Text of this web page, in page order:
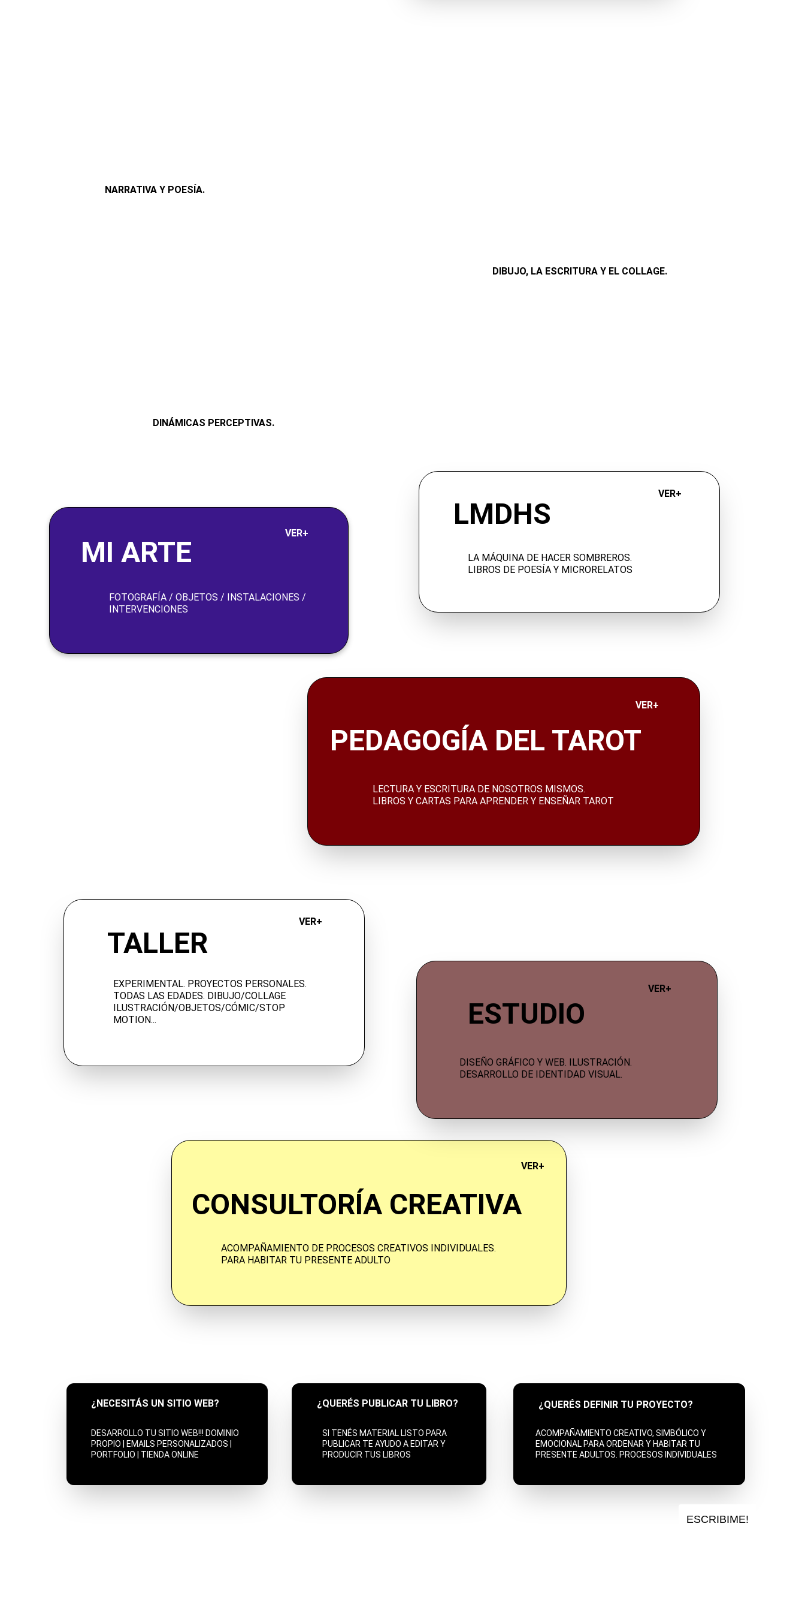
DIBUJO, LA ESCRITURA Y EL COLLAGE.
DINÁMICAS PERCEPTIVAS.
NARRATIVA Y POESÍA.
MI ARTE
FOTOGRAFÍA / OBJETOS / INSTALACIONES /
INTERVENCIONES
VER+
LMDHS
VER+
LA MÁQUINA DE HACER SOMBREROS.
LIBROS DE POESÍA Y MICRORELATOS
PEDAGOGÍA DEL TAROT
VER+
LECTURA Y ESCRITURA DE NOSOTROS MISMOS.
LIBROS Y CARTAS PARA APRENDER Y ENSEÑAR TAROT
TALLER
EXPERIMENTAL. PROYECTOS PERSONALES.
TODAS LAS EDADES. DIBUJO/COLLAGE
ILUSTRACIÓN/OBJETOS/CÓMIC/STOP
MOTION...
VER+
VER+
ESTUDIO
DISEÑO GRÁFICO Y WEB. ILUSTRACIÓN.
DESARROLLO DE IDENTIDAD VISUAL.
CONSULTORÍA CREATIVA
ACOMPAÑAMIENTO DE PROCESOS CREATIVOS INDIVIDUALES.
PARA HABITAR TU PRESENTE ADULTO
VER+
¿QUERÉS DEFINIR TU PROYECTO?
DESARROLLO TU SITIO WEB!!! DOMINIO
PROPIO | EMAILS PERSONALIZADOS |
PORTFOLIO | TIENDA ONLINE
¿NECESITÁS UN SITIO WEB?
SI TENÉS MATERIAL LISTO PARA
PUBLICAR TE AYUDO A EDITAR Y
PRODUCIR TUS LIBROS
¿QUERÉS PUBLICAR TU LIBRO?
ACOMPAÑAMIENTO CREATIVO, SIMBÓLICO Y
EMOCIONAL PARA ORDENAR Y HABITAR TU
PRESENTE ADULTOS. PROCESOS INDIVIDUALES
ESCRIBIME!